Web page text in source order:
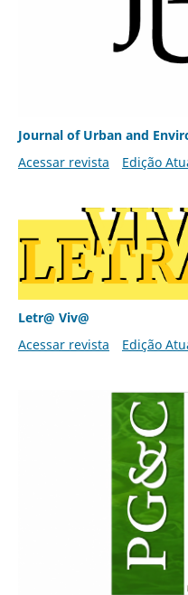
Journal of Urban and
Acessar revista
Edição
Letr@ Viv@
Acessar revista
Edição